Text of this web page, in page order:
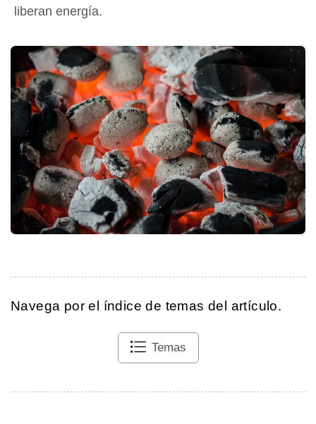
liberan energía.
Navega por el índice de temas del artículo.
Temas